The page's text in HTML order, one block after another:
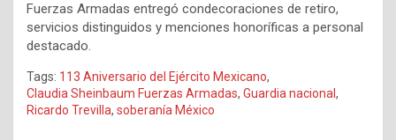
Fuerzas Armadas entregó condecoraciones de retiro,
servicios distinguidos y menciones honoríficas a personal
destacado.
Tags: 113 Aniversario del Ejército Mexicano,
Claudia Sheinbaum Fuerzas Armadas, Guardia nacional,
Ricardo Trevilla, soberanía México